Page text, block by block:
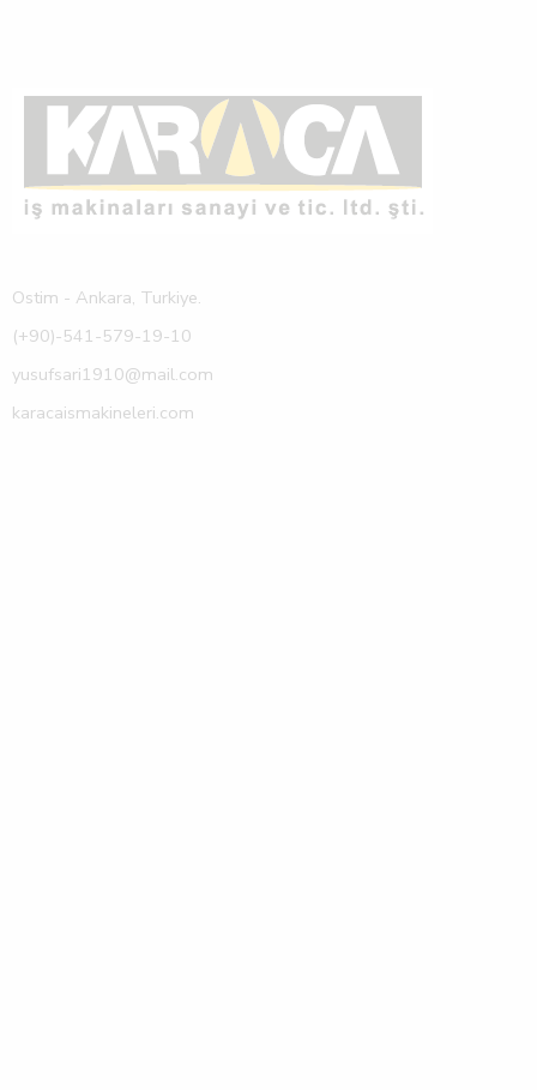
Ostim - Ankara, Turkiye.
(+90)-541-579-19-10
yusufsari1910@mail.com
karacaismakineleri.com